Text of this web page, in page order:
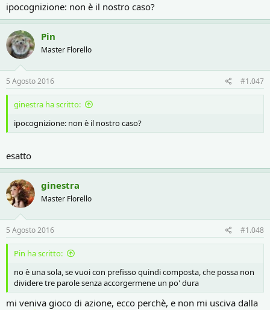
ipocognizione: non è il nostro caso?
Pin
Master Florello
5 Agosto 2016 #1.047
ginestra ha scritto:
ipocognizione: non è il nostro caso?
esatto
ginestra
Master Florello
5 Agosto 2016 #1.048
Pin ha scritto:
no è una sola, se vuoi con prefisso quindi composta, che possa non
dividere tre parole senza accorgermene un po' dura
mi veniva gioco di azione, ecco perchè, e non mi usciva dalla